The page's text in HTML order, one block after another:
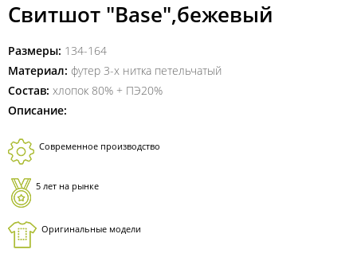
Свитшот "Base",бежевый
Размеры: 134-164
Материал: футер 3-х нитка петельчатый
Состав: хлопок 80% + ПЭ20%
Описание:
Современное производство
5 лет на рынке
Оригинальные модели